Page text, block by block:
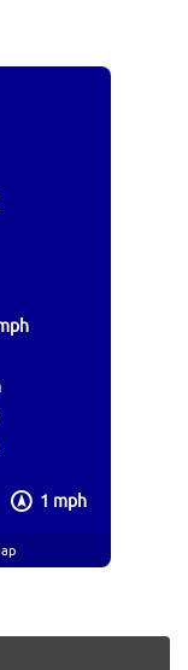
1 mph